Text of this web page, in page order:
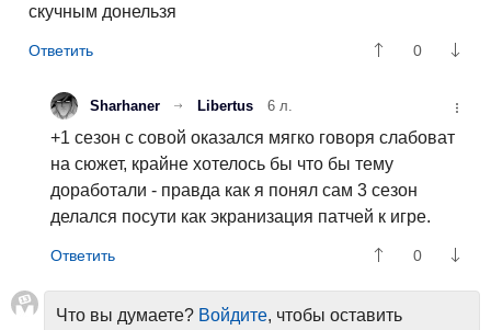
скучным донельзя
0
Sharhaner Libertus 6 л.
+1 сезон с совой оказался мягко говоря слабоват
на сюжет, крайне хотелось бы что бы тему
доработали - правда как я понял сам 3 сезон
делался посути как экранизация патчей к игре.
0
Что вы думаете? Войдите, чтобы оставить